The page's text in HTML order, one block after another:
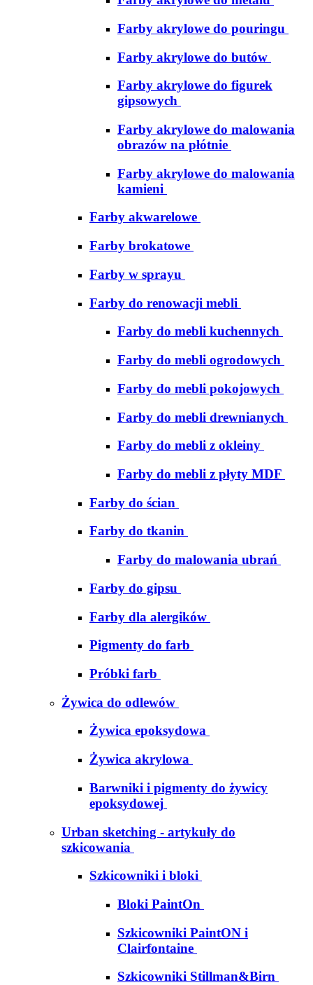
Farby akrylowe do pouringu
Farby akrylowe do butów
Farby akrylowe do figurek
gipsowych
Farby akrylowe do malowania
obrazów na płótnie
Farby akrylowe do malowania
kamieni
Farby akwarelowe
Farby brokatowe
Farby w sprayu
Farby do renowacji mebli
Farby do mebli kuchennych
Farby do mebli ogrodowych
Farby do mebli pokojowych
Farby do mebli drewnianych
Farby do mebli z okleiny
Farby do mebli z płyty MDF
Farby do ścian
Farby do tkanin
Farby do malowania ubrań
Farby do gipsu
Farby dla alergików
Pigmenty do farb
Próbki farb
Żywica do odlewów
Żywica epoksydowa
Żywica akrylowa
Barwniki i pigmenty do żywicy
epoksydowej
Urban sketching - artykuły do
szkicowania
Szkicowniki i bloki
Bloki PaintOn
Szkicowniki PaintON i
Clairfontaine
Szkicowniki Stillman&Birn